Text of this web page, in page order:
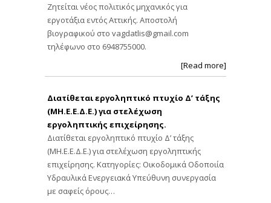
Ζητείται νέος πολιτικός μηχανικός για
εργοτάξια εντός Αττικής. Αποστολή
βιογραφικού στο vagdatlis@gmail.com
τηλέφωνο στο 6948755000.
[Read more]
Διατίθεται εργοληπτικό πτυχίο Δ’ τάξης
(ΜΗ.Ε.Ε.Δ.Ε.) για στελέχωση
εργοληπτικής επιχείρησης.
Διατίθεται εργοληπτικό πτυχίο Δ’ τάξης
(ΜΗ.Ε.Ε.Δ.Ε.) για στελέχωση εργοληπτικής
επιχείρησης. Κατηγορίες: Οικοδομικά Οδοποιία
Υδραυλικά Ενεργειακά Υπεύθυνη συνεργασία
με σαφείς όρους…